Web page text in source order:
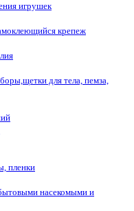
игрушек
крепеж
для тела, пемза,
пленки
насекомыми и